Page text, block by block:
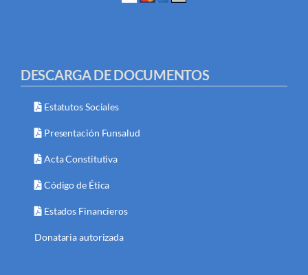
DESCARGA DE DOCUMENTOS
Estatutos Sociales
Presentación Funsalud
Acta Constitutiva
Código de Ética
Estados Financieros
Donataria autorizada